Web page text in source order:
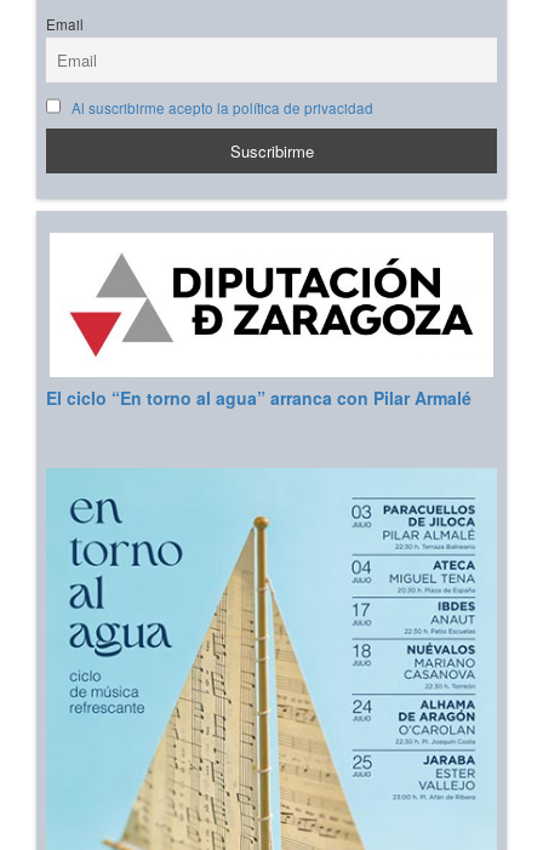
Email
Al suscribirme acepto la política de privacidad
El ciclo “En torno al agua” arranca con Pilar Armalé